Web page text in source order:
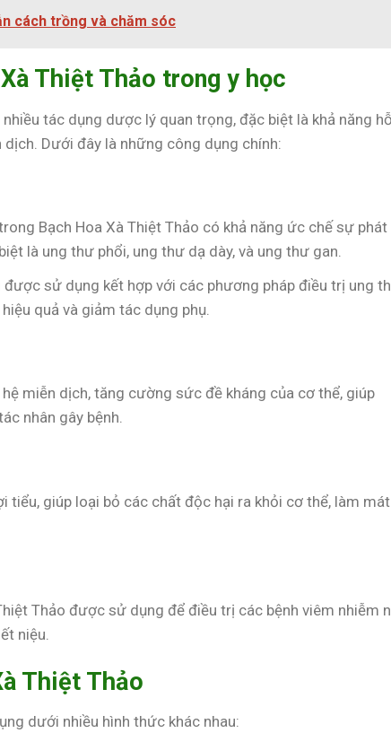
cách trồng và chăm sóc
Thiệt Thảo trong y học
tác dụng dược lý quan trọng, đặc biệt là khả năng
Dưới đây là những công dụng chính:
Bạch Hoa Xà Thiệt Thảo có khả năng ức chế sự phát
là ung thư phổi, ung thư dạ dày, và ung thư gan.
được sử dụng kết hợp với các phương pháp điều trị ung
quả và giảm tác dụng phụ.
miễn dịch, tăng cường sức đề kháng của cơ thể, giúp
nhân gây bệnh.
tiểu, giúp loại bỏ các chất độc hại ra khỏi cơ thể, làm mát
Thảo được sử dụng để điều trị các bệnh viêm nhiễm
niệu.
Thiệt Thảo
dưới nhiều hình thức khác nhau: